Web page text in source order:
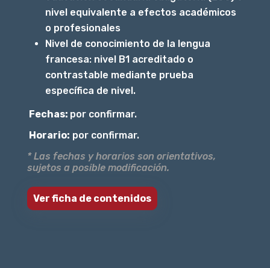
nivel equivalente a efectos académicos
o profesionales
Nivel de conocimiento de la lengua
francesa: nivel B1 acreditado o
contrastable mediante prueba
específica de nivel.
Fechas: por confirmar.
Horario: por confirmar.
* Las fechas y horarios son orientativos,
sujetos a posible modificación.
Ver ficha de contenidos